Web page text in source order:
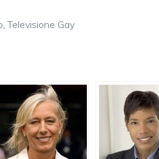
,Televisione Gay